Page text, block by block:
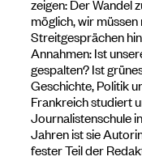
zeigen: Der Wandel
möglich, wir
Streitgesprächen
Annahmen: Ist
gespalten? Ist
Geschichte, Politik
Frankreich studiert
Journalistenschule
Jahren ist sie
fester Teil der